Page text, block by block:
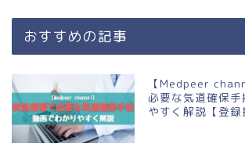
おすすめの記事
【Medpeer
必要な気道確保
やすく解説【登録